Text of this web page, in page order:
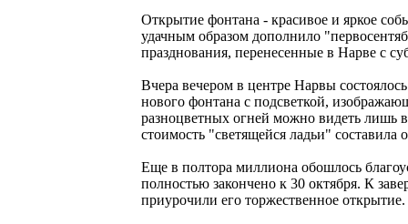
Открытие фонтана - красивое и яркое
удачным образом дополнило
празднования, перенесенные в Нарве с
Вчера вечером в центре Нарвы
нового фонтана с подсветкой,
разноцветных огней можно видеть лишь
стоимость "светящейся ладьи" составила
Еще в полтора миллиона обошлось
полностью закончено к 30 октября. К
приурочили его торжественное открытие.